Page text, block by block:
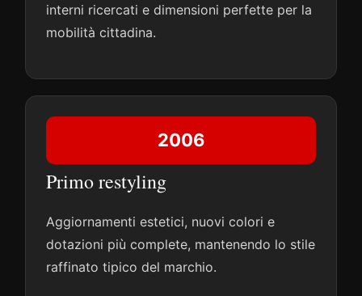
interni ricercati e dimensioni perfette per la
mobilità cittadina.
2006
Primo restyling
Aggiornamenti estetici, nuovi colori e
dotazioni più complete, mantenendo lo stile
raffinato tipico del marchio.